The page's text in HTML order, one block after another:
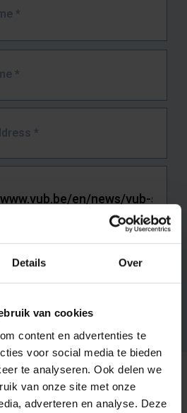
Details Over
van cookies
content en advertenties te
voor social media te bieden
te analyseren. Ook delen we
van onze site met onze
adverteren en analyse. Deze
*
*
*
page where you encountered the error.